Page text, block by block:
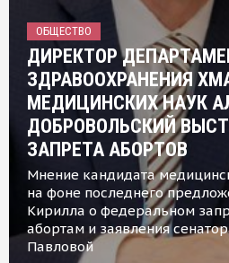
ОБЩЕСТВО
ДИРЕКТОР
ЗДРАВООХРАНЕНИЯ
МЕДИЦИНСКИХ НАУК
ДОБРОВОЛЬСКИЙ
ЗАПРЕТА АБОРТОВ
Мнение кандидата
на фоне последнего
Кирилла о федеральном
абортам и заявления
Павловой